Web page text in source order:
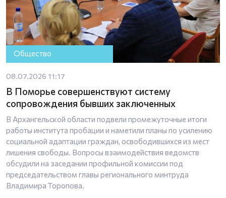
Общество
08.07.2026 11:17
В Поморье совершенствуют систему
сопровождения бывших заключенных
В Архангельской области подвели промежуточные итоги
работы института пробации и наметили планы по усилению
социальной адаптации граждан, освободившихся из мест
лишения свободы. Вопросы взаимодействия ведомств
обсудили на заседании профильной комиссии под
председательством главы регионального минтруда
Владимира Торопова.